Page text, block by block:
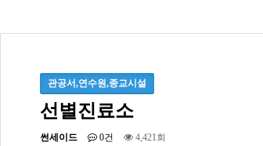
관공서,연수원,종교시설
선별진료소
썬세이드 0건 4,421회